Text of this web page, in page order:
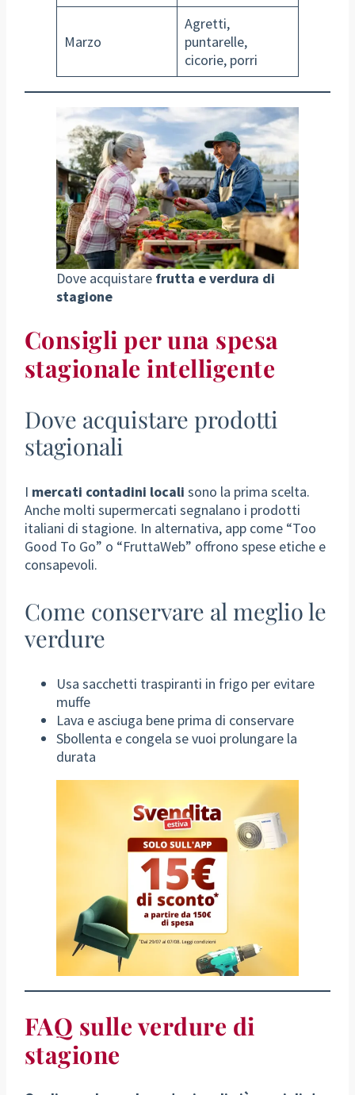
Marzo
Agretti,
puntarelle,
cicorie, porri
Dove acquistare frutta e verdura di
stagione
Consigli per una spesa
stagionale intelligente
Dove acquistare prodotti
stagionali
I mercati contadini locali sono la prima scelta.
Anche molti supermercati segnalano i prodotti
italiani di stagione. In alternativa, app come “Too
Good To Go” o “FruttaWeb” offrono spese etiche e
consapevoli.
Come conservare al meglio le
verdure
Usa sacchetti traspiranti in frigo per evitare
muffe
Lava e asciuga bene prima di conservare
Sbollenta e congela se vuoi prolungare la
durata
FAQ sulle verdure di
stagione